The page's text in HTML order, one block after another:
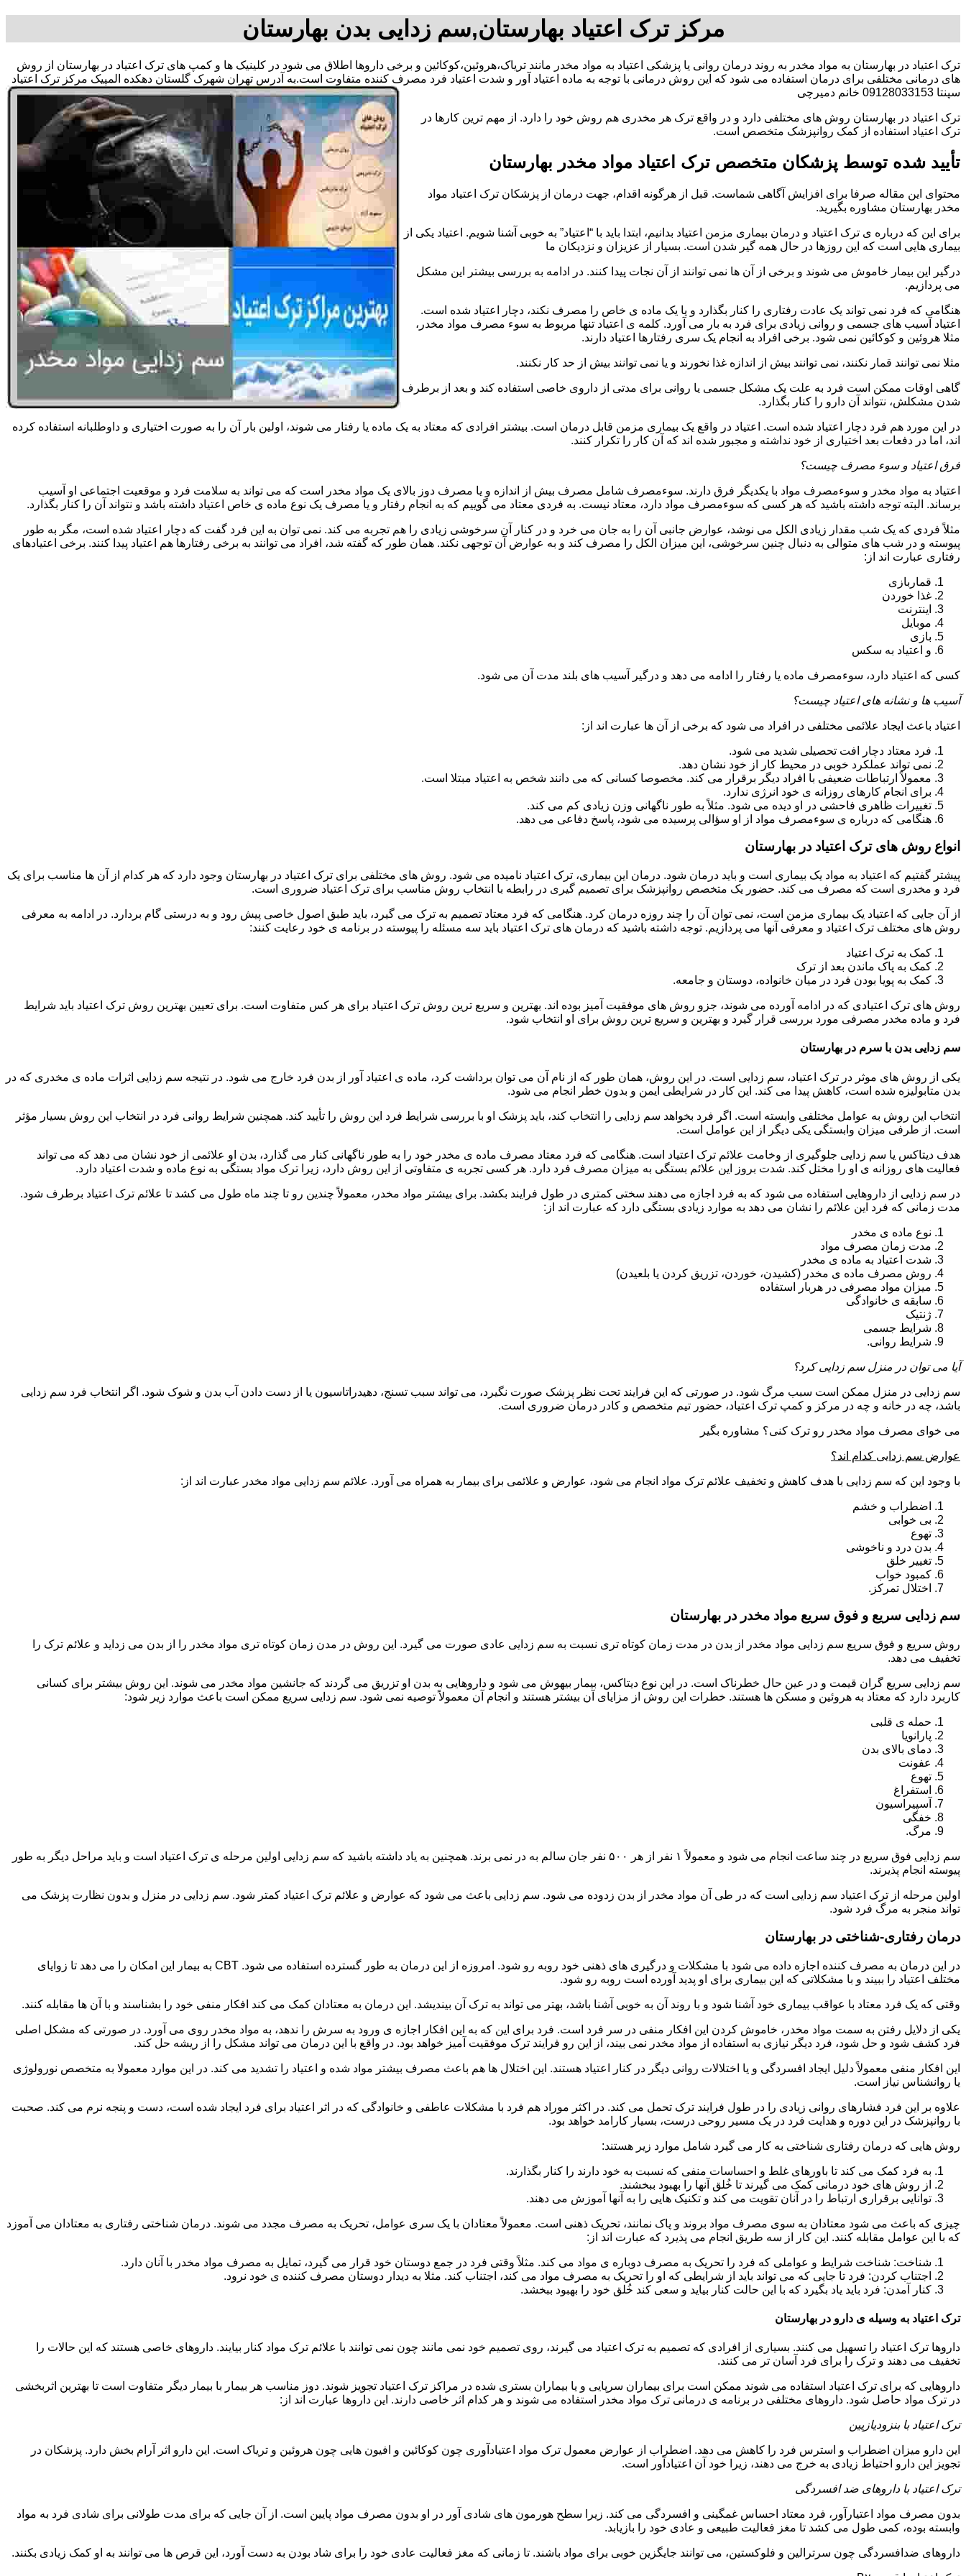
مرکز ترک اعتیاد بهارستان,سم زدایی بدن بهارستان
ترک اعتیاد در بهارستان به مواد مخدر به روند درمان روانی یا پزشکی اعتیاد به مواد مخدر مانند تریاک،هروئین،کوکائین و برخی داروها اطلاق می شود در کلینیک ها و کمپ های ترک اعتیاد در بهارستان از روش
های درمانی مختلفی برای درمان استفاده می شود که این روش درمانی با توجه به ماده اعتیاد آور و شدت اعتیاد فرد مصرف کننده متفاوت است.به آدرس تهران شهرک گلستان دهکده المپیک مرکز ترک اعتیاد
سپنتا 09128033153 خانم دمیرچی
ترک اعتیاد در بهارستان روش های مختلفی دارد و در واقع ترک هر مخدری هم روش خود را دارد. از مهم ترین کارها در
ترک اعتیاد استفاده از کمک روانپزشک متخصص است.
تأیید شده توسط پزشکان متخصص ترک اعتیاد مواد مخدر بهارستان
محتوای این مقاله صرفا برای افزایش آگاهی شماست. قبل از هرگونه اقدام، جهت درمان از پزشکان ترک اعتیاد مواد
مخدر بهارستان مشاوره بگیرید.
برای این که درباره ی ترک اعتیاد و درمان بیماری مزمن اعتیاد بدانیم، ابتدا باید با “اعتیاد” به خوبی آشنا شویم. اعتیاد یکی از
بیماری هایی است که این روزها در حال همه گیر شدن است. بسیار از عزیزان و نزدیکان ما
درگیر این بیمار خاموش می شوند و برخی از آن ها نمی توانند از آن نجات پیدا کنند. در ادامه به بررسی بیشتر این مشکل
می پردازیم.
هنگامی که فرد نمی تواند یک عادت رفتاری را کنار بگذارد و یا یک ماده ی خاص را مصرف نکند، دچار اعتیاد شده است.
اعتیاد آسیب های جسمی و روانی زیادی برای فرد به بار می آورد. کلمه ی اعتیاد تنها مربوط به سوء مصرف مواد مخدر،
مثلا هروئین و کوکائین نمی شود. برخی افراد به انجام یک سری رفتارها اعتیاد دارند.
مثلا نمی توانند قمار نکنند، نمی توانند بیش از اندازه غذا نخورند و یا نمی توانند بیش از حد کار نکنند.
گاهی اوقات ممکن است فرد به علت یک مشکل جسمی یا روانی برای مدتی از داروی خاصی استفاده کند و بعد از برطرف
شدن مشکلش، نتواند آن دارو را کنار بگذارد.
در این مورد هم فرد دچار اعتیاد شده است. اعتیاد در واقع یک بیماری مزمن قابل درمان است. بیشتر افرادی که معتاد به یک ماده یا رفتار می شوند، اولین بار آن را به صورت اختیاری و داوطلبانه استفاده کرده
اند، اما در دفعات بعد اختیاری از خود نداشته و مجبور شده اند که آن کار را تکرار کنند.
فرق اعتیاد و سوء مصرف چیست؟
اعتیاد به مواد مخدر و سوءمصرف مواد با یکدیگر فرق دارند. سوءمصرف شامل مصرف بیش از اندازه و یا مصرف دوز بالای یک مواد مخدر است که می تواند به سلامت فرد و موقعیت اجتماعی او آسیب
برساند. البته توجه داشته باشید که هر کسی که سوءمصرف مواد دارد، معتاد نیست. به فردی معتاد می گوییم که به انجام رفتار و یا مصرف یک نوع ماده ی خاص اعتیاد داشته باشد و نتواند آن را کنار بگذارد.
مثلاً فردی که یک شب مقدار زیادی الکل می نوشد، عوارض جانبی آن را به جان می خرد و در کنار آن سرخوشی زیادی را هم تجربه می کند. نمی توان به این فرد گفت که دچار اعتیاد شده است، مگر به طور
پیوسته و در شب های متوالی به دنبال چنین سرخوشی، این میزان الکل را مصرف کند و به عوارض آن توجهی نکند. همان طور که گفته شد، افراد می توانند به برخی رفتارها هم اعتیاد پیدا کنند. برخی اعتیادهای
رفتاری عبارت اند از:
قماربازی
غذا خوردن
اینترنت
موبایل
بازی
و اعتیاد به سکس
کسی که اعتیاد دارد، سوءمصرف ماده یا رفتار را ادامه می دهد و درگیر آسیب های بلند مدت آن می شود.
آسیب ها و نشانه های اعتیاد چیست؟
اعتیاد باعث ایجاد علائمی مختلفی در افراد می شود که برخی از آن ها عبارت اند از:
فرد معتاد دچار افت تحصیلی شدید می شود.
نمی تواند عملکرد خوبی در محیط کار از خود نشان دهد.
معمولاً ارتباطات ضعیفی با افراد دیگر برقرار می کند. مخصوصا کسانی که می دانند شخص به اعتیاد مبتلا است.
برای انجام کارهای روزانه ی خود انرژی ندارد.
تغییرات ظاهری فاحشی در او دیده می شود. مثلاً به طور ناگهانی وزن زیادی کم می کند.
هنگامی که درباره ی سوءمصرف مواد از او سؤالی پرسیده می شود، پاسخ دفاعی می دهد.
انواع روش های ترک اعتیاد در بهارستان
پیشتر گفتیم که اعتیاد به مواد یک بیماری است و باید درمان شود. درمان این بیماری، ترک اعتیاد نامیده می شود. روش های مختلفی برای ترک اعتیاد در بهارستان وجود دارد که هر کدام از آن ها مناسب برای یک
فرد و مخدری است که مصرف می کند. حضور یک متخصص روانپزشک برای تصمیم گیری در رابطه با انتخاب روش مناسب برای ترک اعتیاد ضروری است.
از آن جایی که اعتیاد یک بیماری مزمن است، نمی توان آن را چند روزه درمان کرد. هنگامی که فرد معتاد تصمیم به ترک می گیرد، باید طبق اصول خاصی پیش رود و به درستی گام بردارد. در ادامه به معرفی
روش های مختلف ترک اعتیاد و معرفی آنها می پردازیم. توجه داشته باشید که درمان های ترک اعتیاد باید سه مسئله را پیوسته در برنامه ی خود رعایت کنند:
کمک به ترک اعتیاد
کمک به پاک ماندن بعد از ترک
کمک به پویا بودن فرد در میان خانواده، دوستان و جامعه.
روش های ترک اعتیادی که در ادامه آورده می شوند، جزو روش های موفقیت آمیز بوده اند. بهترین و سریع ترین روش ترک اعتیاد برای هر کس متفاوت است. برای تعیین بهترین روش ترک اعتیاد باید شرایط
فرد و ماده مخدر مصرفی مورد بررسی قرار گیرد و بهترین و سریع ترین روش برای او انتخاب شود.
سم زدایی بدن با سرم در بهارستان
یکی از روش های موثر در ترک اعتیاد، سم زدایی است. در این روش، همان طور که از نام آن می توان برداشت کرد، ماده ی اعتیاد آور از بدن فرد خارج می شود. در نتیجه سم زدایی اثرات ماده ی مخدری که در
بدن متابولیزه شده است، کاهش پیدا می کند. این کار در شرایطی ایمن و بدون خطر انجام می شود.
انتخاب این روش به عوامل مختلفی وابسته است. اگر فرد بخواهد سم زدایی را انتخاب کند، باید پزشک او با بررسی شرایط فرد این روش را تأیید کند. همچنین شرایط روانی فرد در انتخاب این روش بسیار مؤثر
است. از طرفی میزان وابستگی یکی دیگر از این عوامل است.
هدف دیتاکس یا سم زدایی جلوگیری از وخامت علائم ترک اعتیاد است. هنگامی که فرد معتاد مصرف ماده ی مخدر خود را به طور ناگهانی کنار می گذارد، بدن او علائمی از خود نشان می دهد که می تواند
فعالیت های روزانه ی او را مختل کند. شدت بروز این علائم بستگی به میزان مصرف فرد دارد. هر کسی تجربه ی متفاوتی از این روش دارد، زیرا ترک مواد بستگی به نوع ماده و شدت اعتیاد دارد.
در سم زدایی از داروهایی استفاده می شود که به فرد اجازه می دهند سختی کمتری در طول فرایند بکشد. برای بیشتر مواد مخدر، معمولاً چندین رو تا چند ماه طول می کشد تا علائم ترک اعتیاد برطرف شود.
مدت زمانی که فرد این علائم را نشان می دهد به موارد زیادی بستگی دارد که عبارت اند از:
نوع ماده ی مخدر
مدت زمان مصرف مواد
شدت اعتیاد به ماده ی مخدر
روش مصرف ماده ی مخدر (کشیدن، خوردن، تزریق کردن یا بلعیدن)
میزان مواد مصرفی در هربار استفاده
سابقه ی خانوادگی
ژنتیک
شرایط جسمی
شرایط روانی.
آیا می توان در منزل سم زدایی کرد؟
سم زدایی در منزل ممکن است سبب مرگ شود. در صورتی که این فرایند تحت نظر پزشک صورت نگیرد، می تواند سبب تسنج، دهیدراتاسیون یا از دست دادن آب بدن و شوک شود. اگر انتخاب فرد سم زدایی
باشد، چه در خانه و چه در مرکز و کمپ ترک اعتیاد، حضور تیم متخصص و کادر درمان ضروری است.
می خوای مصرف مواد مخدر رو ترک کنی؟ مشاوره بگیر
عوارض سم زدایی کدام اند؟
با وجود این که سم زدایی با هدف کاهش و تخفیف علائم ترک مواد انجام می شود، عوارض و علائمی برای بیمار به همراه می آورد. علائم سم زدایی مواد مخدر عبارت اند از:
اضطراب و خشم
بی خوابی
تهوع
بدن درد و ناخوشی
تغییر خلق
کمبود خواب
اختلال تمرکز.
سم زدایی سریع و فوق سریع مواد مخدر در بهارستان
روش سریع و فوق سریع سم زدایی مواد مخدر از بدن در مدت زمان کوتاه تری نسبت به سم زدایی عادی صورت می گیرد. این روش در مدن زمان کوتاه تری مواد مخدر را از بدن می زداید و علائم ترک را
تخفیف می دهد.
سم زدایی سریع گران قیمت و در عین حال خطرناک است. در این نوع دیتاکس، بیمار بیهوش می شود و داروهایی به بدن او تزریق می گردند که جانشین مواد مخدر می شوند. این روش بیشتر برای کسانی
کاربرد دارد که معتاد به هروئین و مسکن ها هستند. خطرات این روش از مزایای آن بیشتر هستند و انجام آن معمولاً توصیه نمی شود. سم زدایی سریع ممکن است باعث موارد زیر شود:
حمله ی قلبی
پارانویا
دمای بالای بدن
عفونت
تهوع
استفراغ
آسپیراسیون
خفگی
مرگ.
سم زدایی فوق سریع در چند ساعت انجام می شود و معمولاً ۱ نفر از هر ۵۰۰ نفر جان سالم به در نمی برند. همچنین به یاد داشته باشید که سم زدایی اولین مرحله ی ترک اعتیاد است و باید مراحل دیگر به طور
پیوسته انجام پذیرند.
اولین مرحله از ترک اعتیاد سم زدایی است که در طی آن مواد مخدر از بدن زدوده می شود. سم زدایی باعث می شود که عوارض و علائم ترک اعتیاد کمتر شود. سم زدایی در منزل و بدون نظارت پزشک می
تواند منجر به مرگ فرد شود.
درمان رفتاری-شناختی در بهارستان
در این درمان به مصرف کننده اجازه داده می شود با مشکلات و درگیری های ذهنی خود روبه رو شود. امروزه از این درمان به طور گسترده استفاده می شود. CBT به بیمار این امکان را می دهد تا زوایای
مختلف اعتیاد را ببیند و با مشکلاتی که این بیماری برای او پدید آورده است روبه رو شود.
وقتی که یک فرد معتاد با عواقب بیماری خود آشنا شود و با روند آن به خوبی آشنا باشد، بهتر می تواند به ترک آن بیندیشد. این درمان به معتادان کمک می کند افکار منفی خود را بشناسند و با آن ها مقابله کنند.
یکی از دلایل رفتن به سمت مواد مخدر، خاموش کردن این افکار منفی در سر فرد است. فرد برای این که به این افکار اجازه ی ورود به سرش را ندهد، به مواد مخدر روی می آورد. در صورتی که مشکل اصلی
فرد کشف شود و حل شود، فرد دیگر نیازی به استفاده از مواد مخدر نمی بیند، از این رو فرایند ترک موفقیت آمیز خواهد بود. در واقع با این درمان می تواند مشکل را از ریشه حل کند.
این افکار منفی معمولاً دلیل ایجاد افسردگی و یا اختلالات روانی دیگر در کنار اعتیاد هستند. این اختلال ها هم باعث مصرف بیشتر مواد شده و اعتیاد را تشدید می کند. در این موارد معمولا به متخصص نورولوژی
یا روانشناس نیاز است.
علاوه بر این فرد فشارهای روانی زیادی را در طول فرایند ترک تحمل می کند. در اکثر موراد هم فرد با مشکلات عاطفی و خانوادگی که در اثر اعتیاد برای فرد ایجاد شده است، دست و پنجه نرم می کند. صحبت
با روانپزشک در این دوره و هدایت فرد در یک مسیر روحی درست، بسیار کارامد خواهد بود.
روش هایی که درمان رفتاری شناختی به کار می گیرد شامل موارد زیر هستند:
به فرد کمک می کند تا باورهای غلط و احساسات منفی که نسبت به خود دارند را کنار بگذارند.
از روش های خود درمانی کمک می گیرند تا خُلق آنها را بهبود ببخشند.
توانایی برقراری ارتباط را در آنان تقویت می کند و تکنیک هایی را به آنها آموزش می دهند.
چیزی که باعث می شود معتادان به سوی مصرف مواد بروند و پاک نمانند، تحریک ذهنی است. معمولاً معتادان با یک سری عوامل، تحریک به مصرف مجدد می شوند. درمان شناختی رفتاری به معتادان می آموزد
که با این عوامل مقابله کنند. این کار از سه طریق انجام می پذیرد که عبارت اند از:
شناخت: شناخت شرایط و عواملی که فرد را تحریک به مصرف دوباره ی مواد می کند. مثلاً وقتی فرد در جمع دوستان خود قرار می گیرد، تمایل به مصرف مواد مخدر با آنان دارد.
اجتناب کردن: فرد تا جایی که می تواند باید از شرایطی که او را تحریک به مصرف مواد می کند، اجتناب کند. مثلا به دیدار دوستان مصرف کننده ی خود نرود.
کنار آمدن: فرد باید یاد بگیرد که با این حالت کنار بیاید و سعی کند خُلق خود را بهبود ببخشد.
ترک اعتیاد به وسیله ی دارو در بهارستان
داروها ترک اعتیاد را تسهیل می کنند. بسیاری از افرادی که تصمیم به ترک اعتیاد می گیرند، روی تصمیم خود نمی مانند چون نمی توانند با علائم ترک مواد کنار بیایند. داروهای خاصی هستند که این حالات را
تخفیف می دهند و ترک را برای فرد آسان تر می کنند.
داروهایی که برای ترک اعتیاد استفاده می شوند ممکن است برای بیماران سرپایی و یا بیماران بستری شده در مراکز ترک اعتیاد تجویز شوند. دوز مناسب هر بیمار با بیمار دیگر متفاوت است تا بهترین اثربخشی
در ترک مواد حاصل شود. داروهای مختلفی در برنامه ی درمانی ترک مواد مخدر استفاده می شوند و هر کدام اثر خاصی دارند. این داروها عبارت اند از:
ترک اعتیاد با بنزودیازپین
این دارو میزان اضطراب و استرس فرد را کاهش می دهد. اضطراب از عوارض معمول ترک مواد اعتیادآوری چون کوکائین و افیون هایی چون هروئین و تریاک است. این دارو اثر آرام بخش دارد. پزشکان در
تجویز این دارو احتیاط زیادی به خرج می دهند، زیرا خود آن اعتیادآور است.
ترک اعتیاد با داروهای ضد افسردگی
بدون مصرف مواد اعتیارآور، فرد معتاد احساس غمگینی و افسردگی می کند. زیرا سطح هورمون های شادی آور در او بدون مصرف مواد پایین است. از آن جایی که برای مدت طولانی برای شادی فرد به مواد
وابسته بوده، کمی طول می کشد تا مغز فعالیت طبیعی و عادی خود را بازیابد.
داروهای ضدافسردگی چون سرترالین و فلوکستین، می توانند جایگزین خوبی برای مواد باشند. تا زمانی که مغز فعالیت عادی خود را برای شاد بودن به دست آورد، این قرص ها می توانند به او کمک زیادی بکنند.